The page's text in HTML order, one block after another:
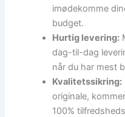
imødekomme
budget.
Hurtig levering:
dag-til-dag
når du har mest
Kvalitetssikring:
originale,
100%